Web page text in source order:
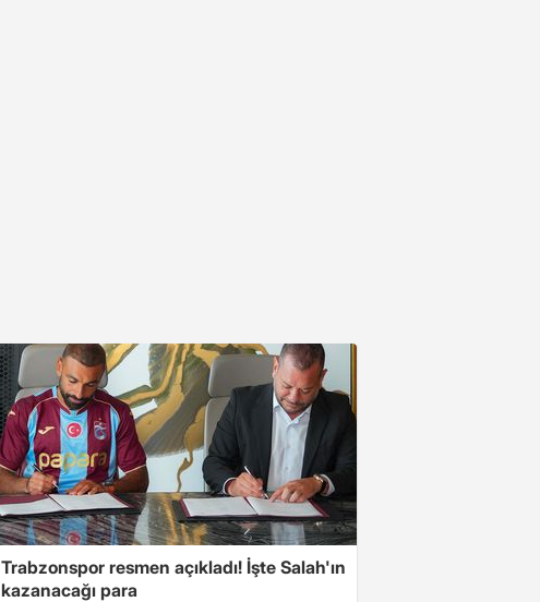
Trabzonspor resmen açıkladı! İşte Salah'ın
kazanacağı para